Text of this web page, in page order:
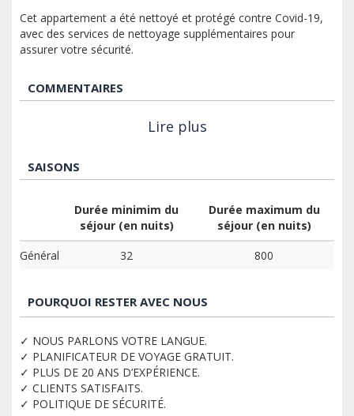
Cet appartement a été nettoyé et protégé contre Covid-19,
avec des services de nettoyage supplémentaires pour
assurer votre sécurité.
COMMENTAIRES
Lire plus
SAISONS
Durée minimim du
séjour (en nuits)
Durée maximum du
séjour (en nuits)
Général
32 800
POURQUOI RESTER AVEC NOUS
✓ NOUS PARLONS VOTRE LANGUE.
✓ PLANIFICATEUR DE VOYAGE GRATUIT.
✓ PLUS DE 20 ANS D’EXPÉRIENCE.
✓ CLIENTS SATISFAITS.
✓ POLITIQUE DE SÉCURITÉ.